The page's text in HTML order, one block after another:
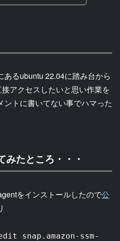
あるubuntu 22.04に踏み台から
アクセスしたいと思い作業を
ントに書いてない事でハマった
みたところ・・・
をインストールしたので公
snap.amazon-ssm-